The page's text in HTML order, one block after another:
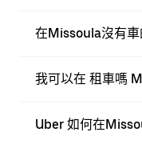
在Missoula沒有車
我可以在 租車嗎
Uber 如何在